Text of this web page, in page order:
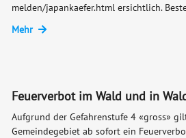
melden/japankaefer.html ersichtlich.
Mehr
Feuerverbot im Wald und in
Aufgrund der Gefahrenstufe 4 «gross»
Gemeindegebiet ab sofort ein